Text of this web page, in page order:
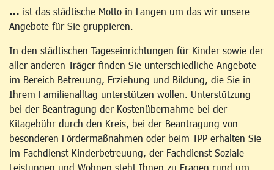
… ist das städtische Motto in Langen um das wir unsere
Angebote für Sie gruppieren.
In den städtischen Tageseinrichtungen für Kinder sowie der
aller anderen Träger finden Sie unterschiedliche Angebote
im Bereich Betreuung, Erziehung und Bildung, die Sie in
Ihrem Familienalltag unterstützen wollen. Unterstützung
bei der Beantragung der Kostenübernahme bei der
Kitagebühr durch den Kreis, bei der Beantragung von
besonderen Fördermaßnahmen oder beim TPP erhalten Sie
im Fachdienst Kinderbetreuung, der Fachdienst Soziale
Leistungen und Wohnen steht Ihnen zu Fragen rund um